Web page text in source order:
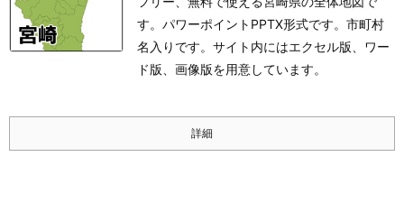
す。パワーポイントPPTX形式です。市町村
名入りです。サイト内にはエクセル版、ワー
ド版、画像版を用意しています。
詳細